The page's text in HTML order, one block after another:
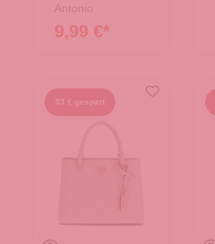
Antonio
9,99 €*
53 € gespart